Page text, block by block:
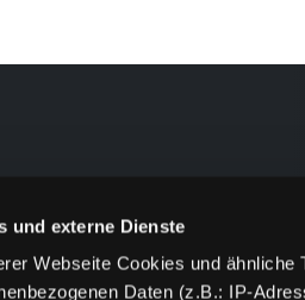
und externe Dienste
Webseite Cookies und ähnliche
Daten (z.B.: IP-